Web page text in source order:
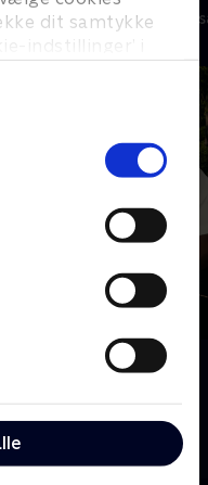
dit samtykke
indstillinger’ i
TV-Shows • 10
at klare sig bedst